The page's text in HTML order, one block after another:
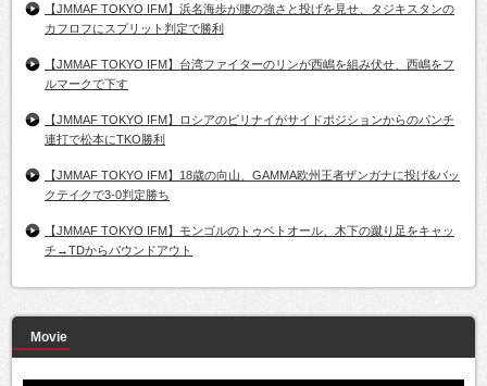
【JMMAF TOKYO IFM】浜名海歩が腰の強さと投げを見せ、タジキスタンの
カフロフにスプリット判定で勝利
【JMMAF TOKYO IFM】台湾ファイターのリンが西嶋を組み伏せ、西嶋をフ
ルマークで下す
【JMMAF TOKYO IFM】ロシアのビリナイがサイドポジションからのパンチ
連打で松本にTKO勝利
【JMMAF TOKYO IFM】18歳の向山、GAMMA欧州王者ザンガナに投げ&バッ
クテイクで3-0判定勝ち
【JMMAF TOKYO IFM】モンゴルのトゥベトオール、木下の蹴り足をキャッ
チ→TDからパウンドアウト
Movie